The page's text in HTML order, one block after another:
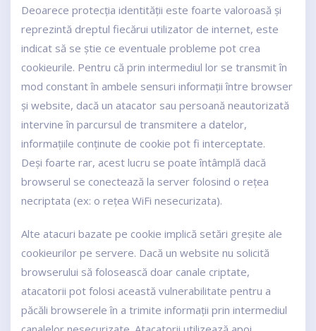
Deoarece protecția identității este foarte valoroasă și
reprezintă dreptul fiecărui utilizator de internet, este
indicat să se știe ce eventuale probleme pot crea
cookieurile. Pentru că prin intermediul lor se transmit în
mod constant în ambele sensuri informații între browser
și website, dacă un atacator sau persoană neautorizată
intervine în parcursul de transmitere a datelor,
informațiile conținute de cookie pot fi interceptate.
Deși foarte rar, acest lucru se poate întâmplă dacă
browserul se conectează la server folosind o rețea
necriptata (ex: o rețea WiFi nesecurizata).
Alte atacuri bazate pe cookie implică setări greșite ale
cookieurilor pe servere. Dacă un website nu solicită
browserului să folosească doar canale criptate,
atacatorii pot folosi această vulnerabilitate pentru a
păcăli browserele în a trimite informații prin intermediul